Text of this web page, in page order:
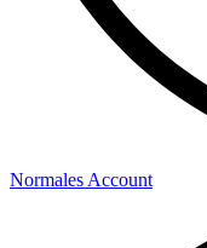
Normales Account